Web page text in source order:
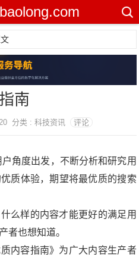
南
分类 : 科技资讯 评论
角度出发，不断分析和研究用
质体验，期望将最优质的搜索
么样的内容才能更好的满足用
者也想知道。
内容指南》为广大内容生产者